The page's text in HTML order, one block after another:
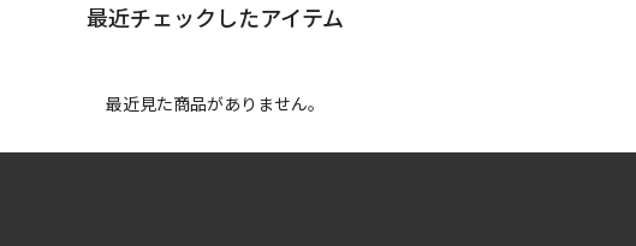
最近チェックしたアイテム
最近見た商品がありません。